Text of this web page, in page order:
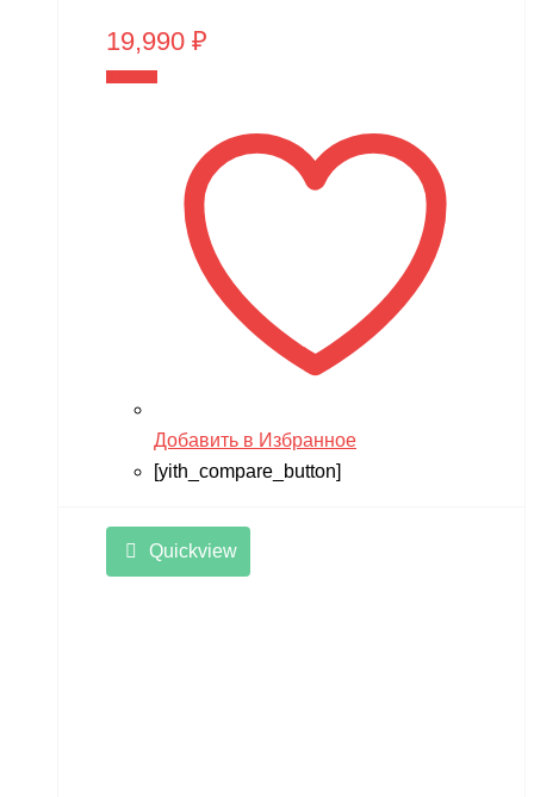
19,990 ₽
Добавить в Избранное
[yith_compare_button]
Quickview